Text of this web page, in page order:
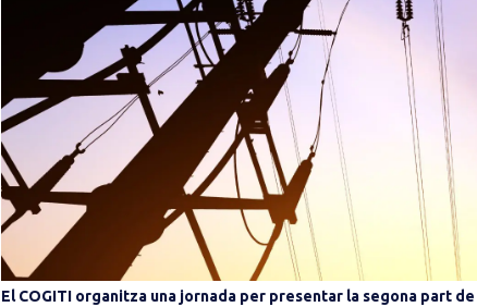
El COGITI organitza una jornada per presentar la segona part